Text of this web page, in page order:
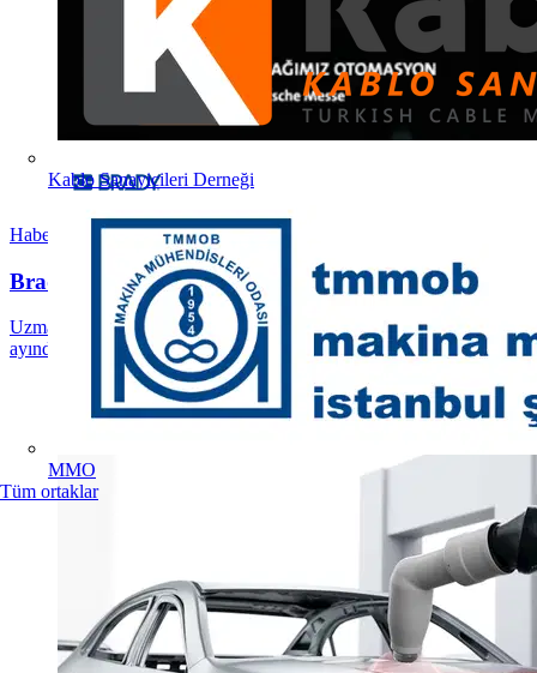
Kablo Sanayicileri Derneği
MMO
Tüm ortaklar
Haberler
Brady Ürün Çözümleri İle WIN Eurasia 2025’te
Uzmanlarımızla yeni tanımlama çözümlerini tartışmak için Mayıs
ayında WIN Eurasia'da bize katılın! Hemen kayıt...